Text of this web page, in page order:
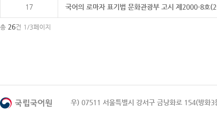
17 국어의 로마자 표기법 문화관광부 고시 제2000-8호
총 26건 1/3페이지
우) 07511 서울특별시 강서구 금낭화로 154(방화3